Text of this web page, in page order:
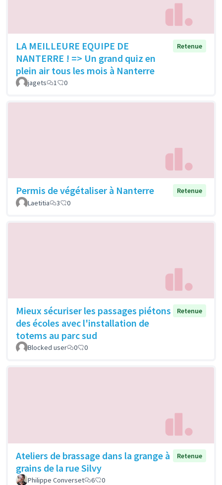
LA MEILLEURE EQUIPE DE
NANTERRE ! => Un grand quiz en
plein air tous les mois à Nanterre
Retenue
jagets 1 0
Permis de végétaliser à Nanterre
Retenue
Laetitia
3 0
Mieux sécuriser les passages piétons
des écoles avec l'installation de
totems au parc sud
Retenue
Blocked user 0 0
Ateliers de brassage dans la grange à
grains de la rue Silvy
Retenue
Philippe Converset 6 0